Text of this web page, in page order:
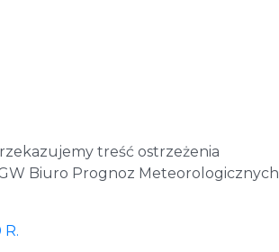
treść ostrzeżenia
Biuro Prognoz Meteorologicznych
R.